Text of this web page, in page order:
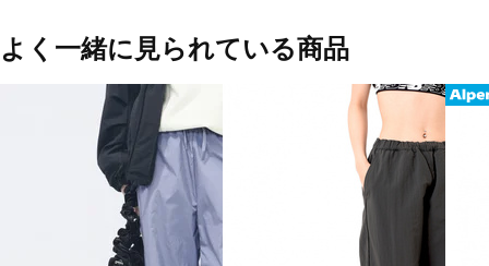
よく一緒に見られている商品